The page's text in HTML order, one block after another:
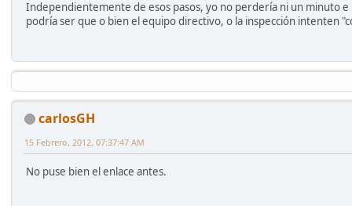
Independientemente de esos pasos, yo no perdería ni un minuto
podría ser que o bien el equipo directivo, o la inspección intenten
carlosGH
15 Febrero, 2012, 07:37:47 AM
No puse bien el enlace antes.